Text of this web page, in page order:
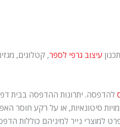
עיצוב גרפי לספר, קטלוגים,
להדפסה. יתרונות ההדפסה בבית
סיטונאיות, או על רקע חוסר
למוצרי נייר למיניהם כוללות